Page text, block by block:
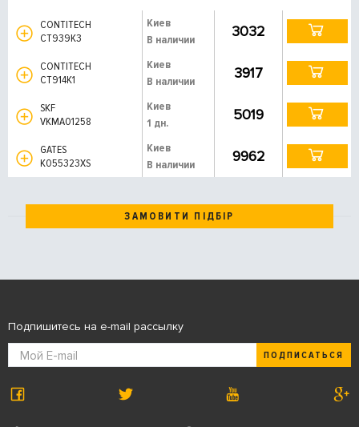
CONTITECH
CT939K3
Киев
В наличии
3032
CONTITECH
CT914K1
Киев
В наличии
3917
SKF
VKMA01258
Киев
1 дн.
5019
GATES
K055323XS
Киев
В наличии
9962
ЗАМОВИТИ ПІДБІР
Подпишитесь на e-mail рассылку
ПОДПИСАТЬСЯ